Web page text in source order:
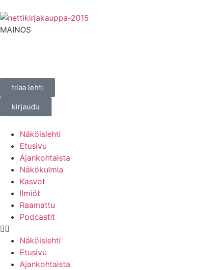
MAINOS
tilaa lehti
kirjaudu
Näköislehti
Etusivu
Ajankohtaista
Näkökulmia
Kasvot
Ilmiöt
Raamattu
Podcastit
Näköislehti
Etusivu
Ajankohtaista